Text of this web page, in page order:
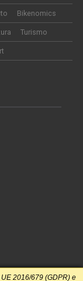
Bikenomics
Turismo
2016/679 (GDPR) e